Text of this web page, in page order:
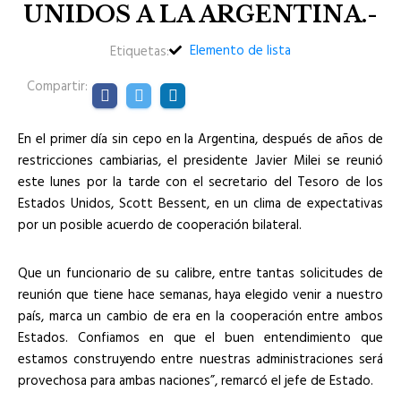
UNIDOS A LA ARGENTINA.-
Etiquetas:
Elemento de lista
Compartir:
En el primer día sin cepo en la Argentina, después de años de
restricciones cambiarias, el presidente Javier Milei se reunió
este lunes por la tarde con el secretario del Tesoro de los
Estados Unidos, Scott Bessent, en un clima de expectativas
por un posible acuerdo de cooperación bilateral.
Que un funcionario de su calibre, entre tantas solicitudes de
reunión que tiene hace semanas, haya elegido venir a nuestro
país, marca un cambio de era en la cooperación entre ambos
Estados. Confiamos en que el buen entendimiento que
estamos construyendo entre nuestras administraciones será
provechosa para ambas naciones”, remarcó el jefe de Estado.